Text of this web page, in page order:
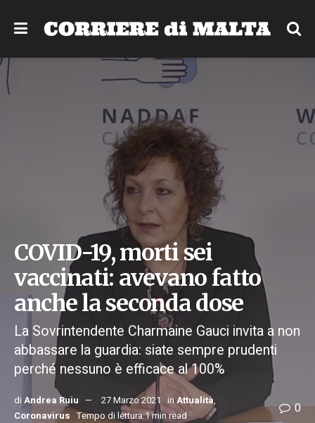
COVID-19, morti sei
vaccinati: avevano fatto
anche la seconda dose
La Sovrintendente Charmaine Gauci invita a non
abbassare la guardia: siate sempre prudenti
perché nessuno è efficace al 100%
di Andrea Ruiu 27 Marzo 2021 inAttualità,
Coronavirus Tempo di lettura:1 min read 0